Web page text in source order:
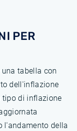
PER
tabella con
dell'inflazione
tipo di inflazione
l'andamento della